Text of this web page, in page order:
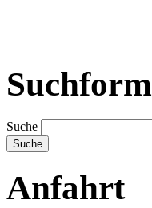
Suche
Anfahrt